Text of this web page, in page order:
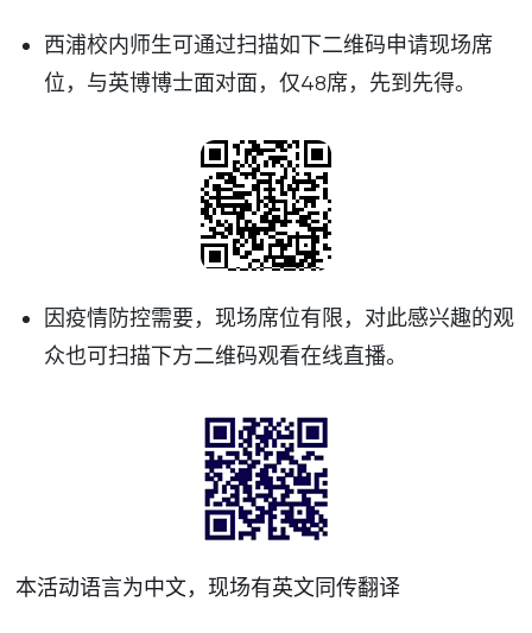
西浦校内师生可通过扫描如下二维码申请现场席
位，与英博博士面对面，仅48席，先到先得。
因疫情防控需要，现场席位有限，对此感兴趣的观
众也可扫描下方二维码观看在线直播。
本活动语言为中文，现场有英文同传翻译